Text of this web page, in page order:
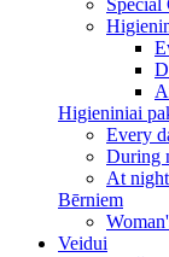
Special
Higieniniai
Every
During
At
Bērniem
Veidui